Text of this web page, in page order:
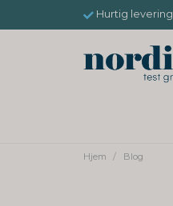
Hurtig levering
Hjem Blog